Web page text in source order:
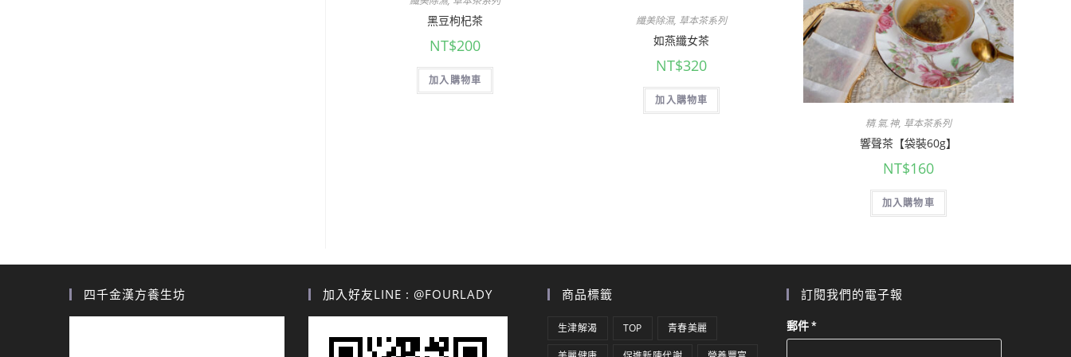
黑豆枸杞茶
NT$200
加入購物車
纖美除濕, 草本茶系列
如燕纖女茶
NT$320
加入購物車
精.氣.神, 草本茶系列
響聲茶【袋裝60g】
NT$160
加入購物車
四千金漢方養生坊 加入好友LINE : @FOURLADY 商品標籤
生津解渴 TOP 青春美麗
訂閱我們的電子報
郵件*